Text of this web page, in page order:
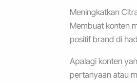
Meningkatkan
Membuat konten
positif brand di
Apalagi konten
pertanyaan atau